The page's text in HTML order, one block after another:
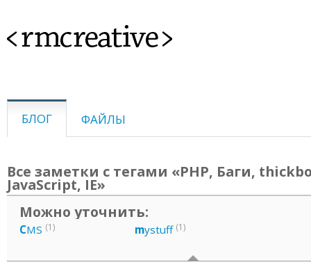
<rmcreative>
БЛОГ ФАЙЛЫ
Все заметки с тегами «PHP, Баги,
JavaScript, IE»
Можно уточнить:
CMS (1) mystuff (1)